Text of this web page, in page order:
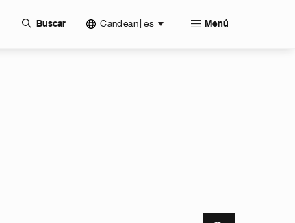
Buscar Candean | es Menú